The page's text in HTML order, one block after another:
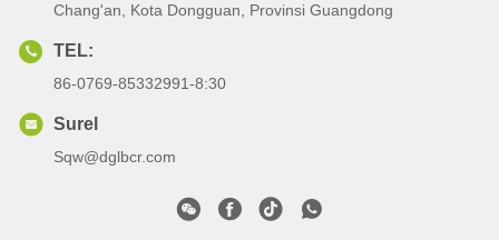
Chang'an, Kota Dongguan, Provinsi Guangdong
TEL:
86-0769-85332991-8:30
Surel
Sqw@dglbcr.com